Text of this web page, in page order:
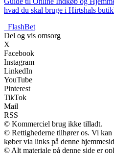
hvad du skal bruge i Hirtshals
FlashBet
Del og vis omsorg
X
Facebook
Instagram
LinkedIn
YouTube
Pinterest
TikTok
Mail
RSS
© Kommerciel brug ikke tilladt.
© Rettighederne tilhører os. Vi
køber via links på denne
© Alt materiale på denne side er